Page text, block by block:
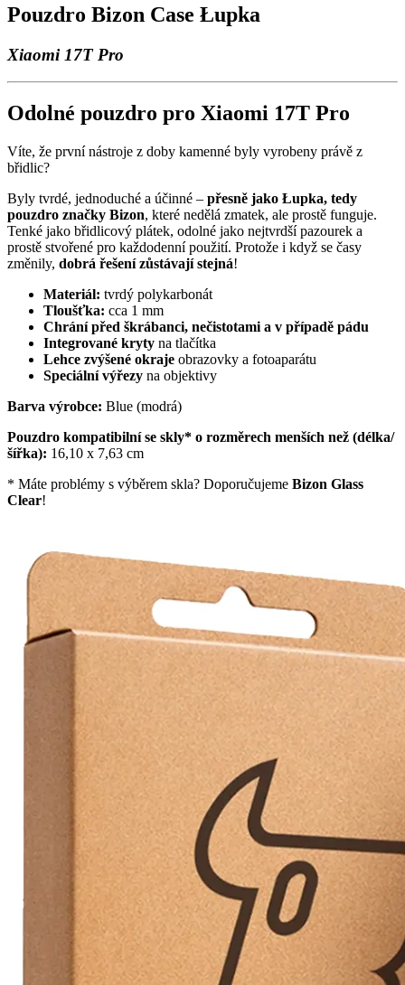
Pouzdro Bizon Case Łupka
Xiaomi 17T Pro
Odolné pouzdro pro Xiaomi 17T Pro
Víte, že první nástroje z doby kamenné byly vyrobeny právě z
břidlic?
Byly tvrdé, jednoduché a účinné – přesně jako Łupka, tedy
pouzdro značky Bizon, které nedělá zmatek, ale prostě funguje.
Tenké jako břidlicový plátek, odolné jako nejtvrdší pazourek a
prostě stvořené pro každodenní použití. Protože i když se časy
změnily, dobrá řešení zůstávají stejná!
Materiál: tvrdý polykarbonát
Tloušťka: cca 1 mm
Chrání před škrábanci, nečistotami a v případě pádu
Integrované kryty na tlačítka
Lehce zvýšené okraje obrazovky a fotoaparátu
Speciální výřezy na objektivy
Barva výrobce: Blue (modrá)
Pouzdro kompatibilní se skly* o rozměrech menších než (délka/
šířka): 16,10 x 7,63 cm
* Máte problémy s výběrem skla? Doporučujeme Bizon Glass
Clear!